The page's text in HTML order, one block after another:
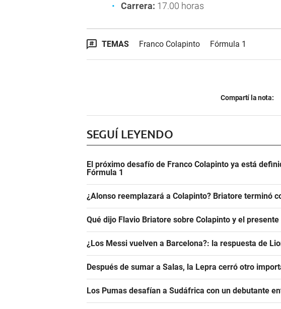
Carrera: 17.00 horas
TEMAS Franco Colapinto Fórmula 1
Compartí la nota:
SEGUÍ LEYENDO
El próximo desafío de Franco Colapinto ya está
Fórmula 1
¿Alonso reemplazará a Colapinto? Briatore terminó
Qué dijo Flavio Briatore sobre Colapinto y el
¿Los Messi vuelven a Barcelona?: la respuesta de
Después de sumar a Salas, la Lepra cerró otro
Los Pumas desafían a Sudáfrica con un debutante